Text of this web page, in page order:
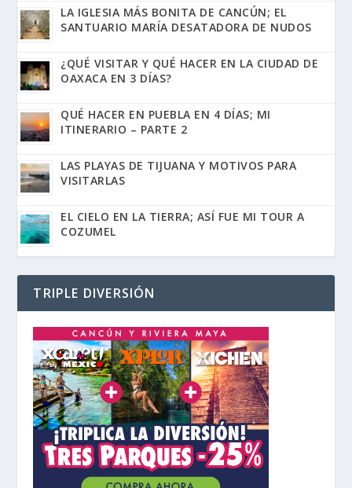
LA IGLESIA MÁS BONITA DE CANCÚN; EL
SANTUARIO MARÍA DESATADORA DE NUDOS
¿QUÉ VISITAR Y QUÉ HACER EN LA CIUDAD DE
OAXACA EN 3 DÍAS?
QUÉ HACER EN PUEBLA EN 4 DÍAS; MI
ITINERARIO – PARTE 2
LAS PLAYAS DE TIJUANA Y MOTIVOS PARA
VISITARLAS
EL CIELO EN LA TIERRA; ASÍ FUE MI TOUR A
COZUMEL
TRIPLE DIVERSIÓN